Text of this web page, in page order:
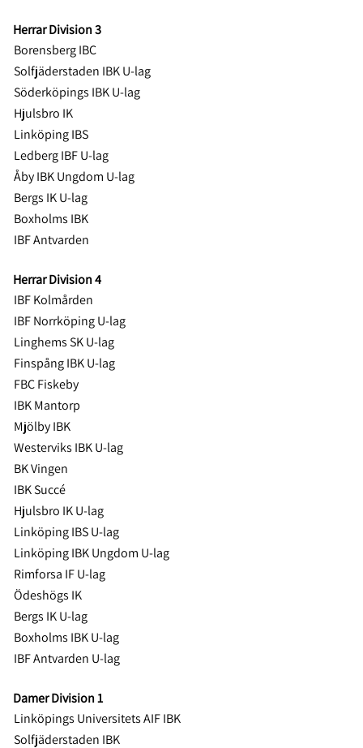
Herrar Division 3
Borensberg IBC
Solfjäderstaden IBK U-lag
Söderköpings IBK U-lag
Hjulsbro IK
Linköping IBS
Ledberg IBF U-lag
Åby IBK Ungdom U-lag
Bergs IK U-lag
Boxholms IBK
IBF Antvarden
Herrar Division 4
IBF Kolmården
IBF Norrköping U-lag
Linghems SK U-lag
Finspång IBK U-lag
FBC Fiskeby
IBK Mantorp
Mjölby IBK
Westerviks IBK U-lag
BK Vingen
IBK Succé
Hjulsbro IK U-lag
Linköping IBS U-lag
Linköping IBK Ungdom U-lag
Rimforsa IF U-lag
Ödeshögs IK
Bergs IK U-lag
Boxholms IBK U-lag
IBF Antvarden U-lag
Damer Division 1
Linköpings Universitets AIF IBK
Solfjäderstaden IBK